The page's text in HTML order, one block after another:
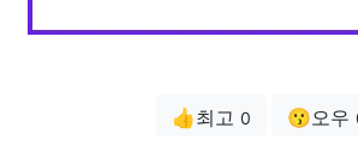
👍최고 0 😗오우